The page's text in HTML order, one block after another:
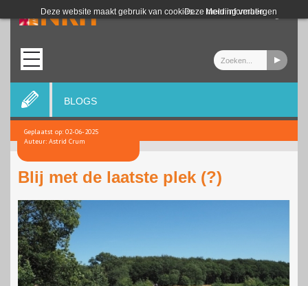
Deze website maakt gebruik van cookies. Meer informatie
Deze melding verbergen
Login
BLOGS
Geplaatst op: 02-06-2025
Auteur: Astrid Crum
Blij met de laatste plek (?)